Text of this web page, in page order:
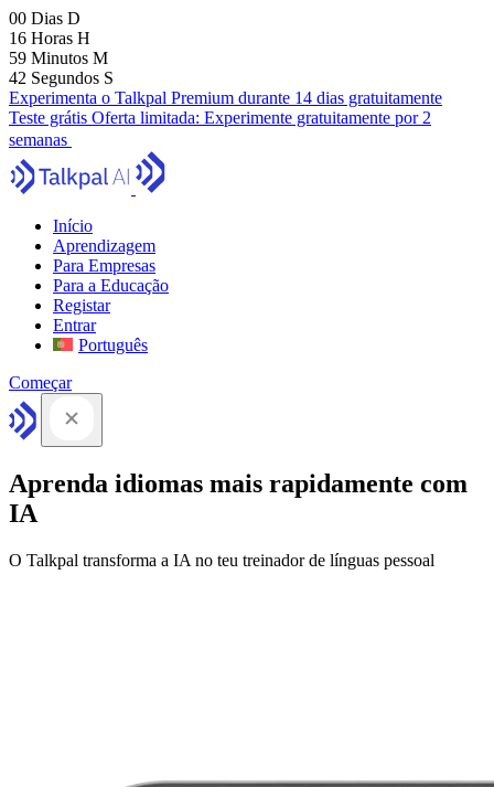
00 Dias D
16 Horas H
59 Minutos M
41 Segundos S
Experimenta o Talkpal Premium durante 14 dias gratuitamente
Teste grátis Oferta limitada: Experimente gratuitamente por 2
semanas
Início
Aprendizagem
Para Empresas
Para a Educação
Registar
Entrar
Português
Começar
Aprenda idiomas mais rapidamente com
IA
O Talkpal transforma a IA no teu treinador de línguas pessoal